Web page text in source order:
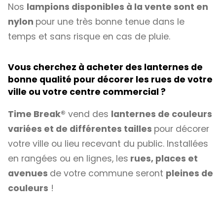
Nos lampions disponibles à la vente sont en
nylon pour une très bonne tenue dans le
temps et sans risque en cas de pluie.
Vous cherchez à acheter des lanternes de
bonne qualité pour décorer les rues de votre
ville ou votre centre commercial ?
Time Break® vend des lanternes de couleurs
variées et de différentes tailles pour décorer
votre ville ou lieu recevant du public. Installées
en rangées ou en lignes, les rues, places et
avenues de votre commune seront pleines de
couleurs !